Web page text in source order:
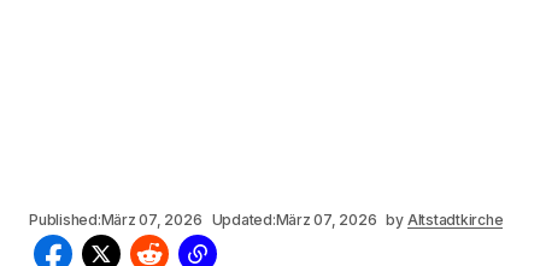
Published:März 07, 2026 Updated:März 07, 2026 by Altstadtkirche